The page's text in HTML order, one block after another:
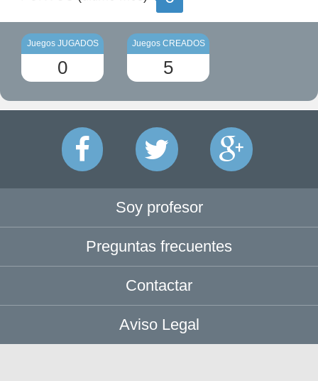
Juegos JUGADOS
0
Juegos CREADOS
5
Soy profesor
Preguntas frecuentes
Contactar
Aviso Legal